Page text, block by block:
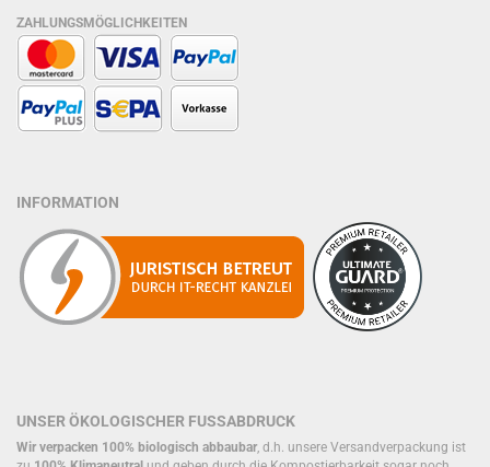
ZAHLUNGSMÖGLICHKEITEN
INFORMATION
UNSER ÖKOLOGISCHER FUSSABDRUCK
Wir verpacken 100% biologisch abbaubar, d.h. unsere Versandverpackung ist